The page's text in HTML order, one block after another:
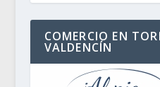
COMERCIO EN
VALDENCÍN